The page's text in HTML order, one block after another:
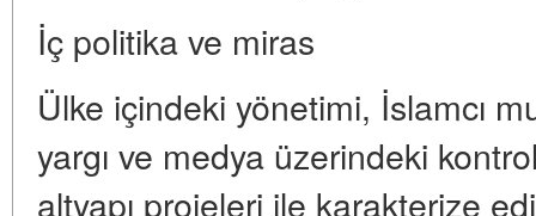
İç politika ve miras
Ülke içindeki yönetimi, İslamcı
yargı ve medya üzerindeki
altyapı projeleri ile karakterize